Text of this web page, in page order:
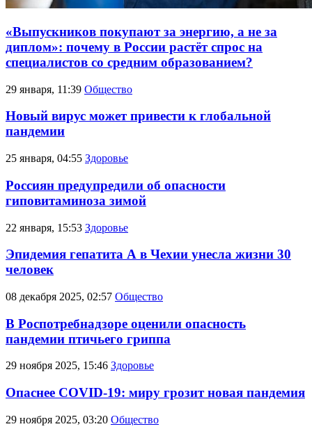
«Выпускников покупают за энергию, а не за
диплом»: почему в России растёт спрос на
специалистов со средним образованием?
29 января, 11:39 Общество
Новый вирус может привести к глобальной
пандемии
25 января, 04:55 Здоровье
Россиян предупредили об опасности
гиповитаминоза зимой
22 января, 15:53 Здоровье
Эпидемия гепатита А в Чехии унесла жизни 30
человек
08 декабря 2025, 02:57 Общество
В Роспотребнадзоре оценили опасность
пандемии птичьего гриппа
29 ноября 2025, 15:46 Здоровье
Опаснее COVID-19: миру грозит новая пандемия
29 ноября 2025, 03:20 Общество